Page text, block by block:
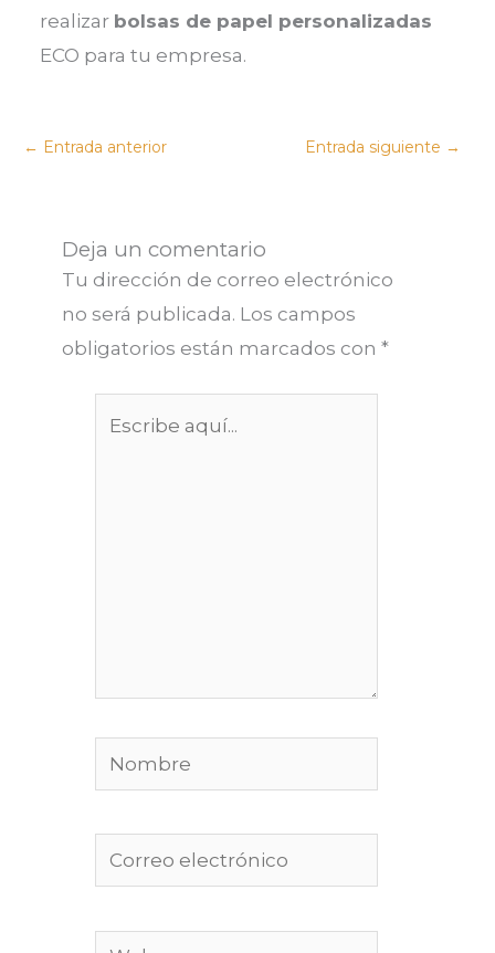
realizar bolsas de papel personalizadas
ECO para tu empresa.
← Entrada anterior Entrada siguiente →
Deja un comentario
Tu dirección de correo electrónico
no será publicada. Los campos
obligatorios están marcados con *
Nombre
Correo
electrónico
Web